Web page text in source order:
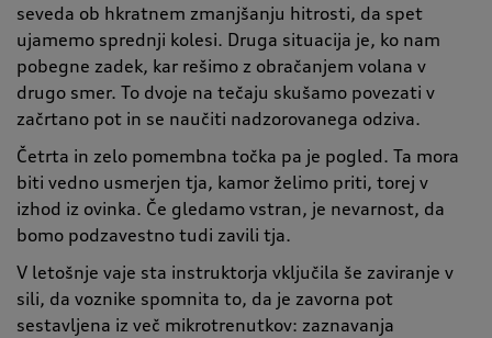
seveda ob hkratnem zmanjšanju hitrosti, da spet
ujamemo sprednji kolesi. Druga situacija je, ko nam
pobegne zadek, kar rešimo z obračanjem volana v
drugo smer. To dvoje na tečaju skušamo povezati v
začrtano pot in se naučiti nadzorovanega odziva.
Četrta in zelo pomembna točka pa je pogled. Ta mora
biti vedno usmerjen tja, kamor želimo priti, torej v
izhod iz ovinka. Če gledamo vstran, je nevarnost, da
bomo podzavestno tudi zavili tja.
V letošnje vaje sta instruktorja vključila še zaviranje v
sili, da voznike spomnita to, da je zavorna pot
sestavljena iz več mikrotrenutkov: zaznavanja